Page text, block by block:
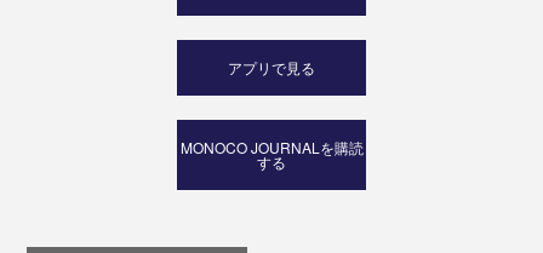
アプリで見る
MONOCO JOURNALを購読
する